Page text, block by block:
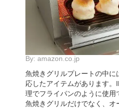
By: amazon.co.jp
魚焼きグリルプレートの中
応したアイテムがあります。
理でフライパンのように使用
魚焼きグリルだけでなく、オ